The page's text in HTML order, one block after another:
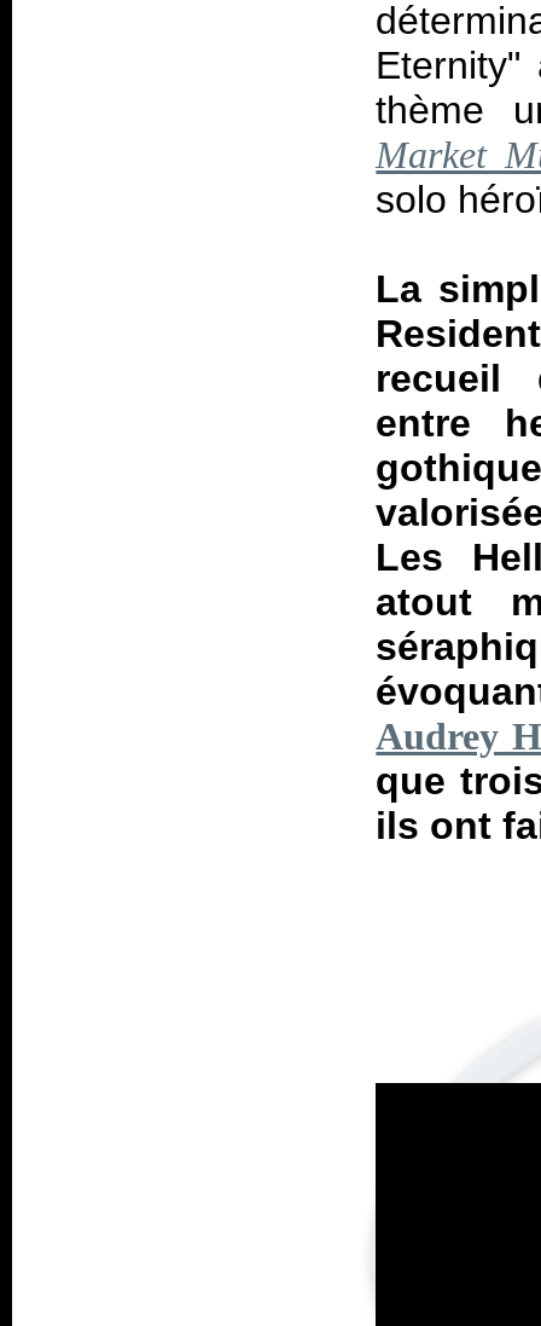
Eternity"
thème
Market
solo
La
recueil
entre
Les
atout
Audrey
que
ils ont